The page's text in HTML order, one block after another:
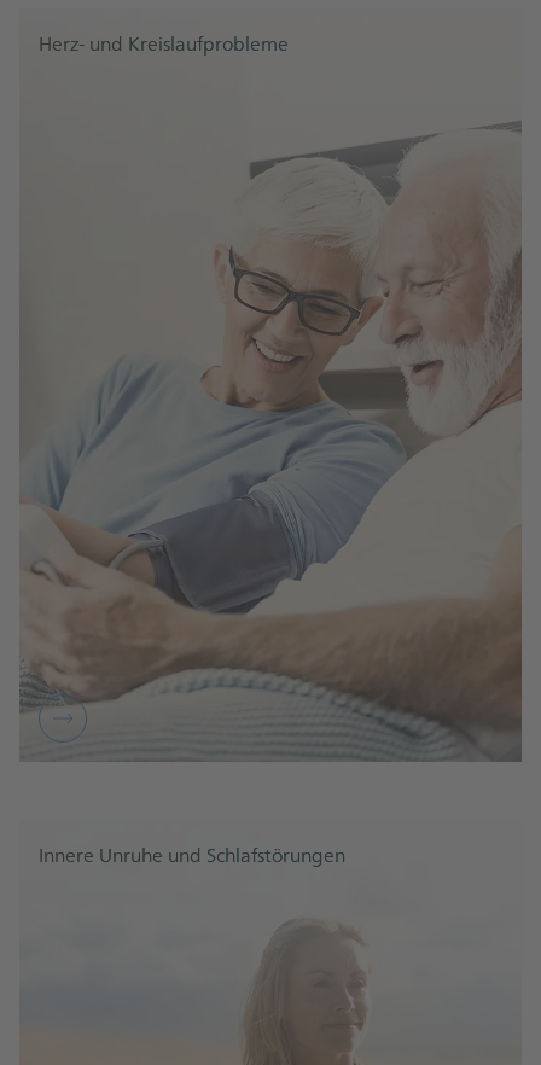
Herz- und Kreislaufprobleme
Innere Unruhe und Schlafstörungen